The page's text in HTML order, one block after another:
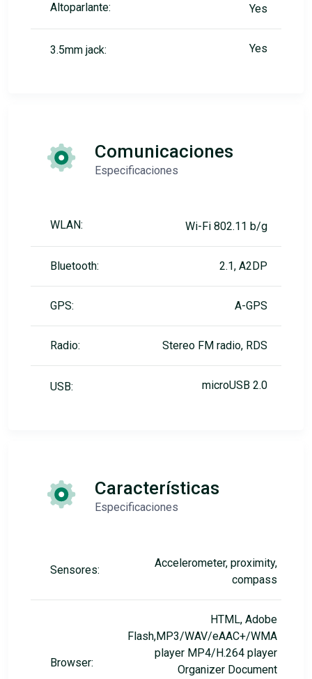
Altoparlante: Yes
3.5mm jack: Yes
Comunicaciones
Especificaciones
WLAN: Wi-Fi 802.11 b/g
Bluetooth: 2.1, A2DP
GPS: A-GPS
Radio: Stereo FM radio, RDS
USB: microUSB 2.0
Características
Especificaciones
Sensores:
Accelerometer, proximity,
compass
Browser:
HTML, Adobe
Flash,MP3/WAV/eAAC+/WMA
player MP4/H.264 player
Organizer Document